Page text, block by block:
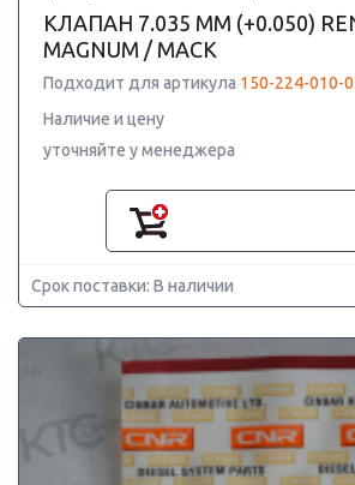
КЛАПАН 7.035 ММ (+0.050)
MAGNUM / MACK
Подходит для артикула 150-224-010-
Наличие и цену
уточняйте у менеджера
Срок поставки: В наличии